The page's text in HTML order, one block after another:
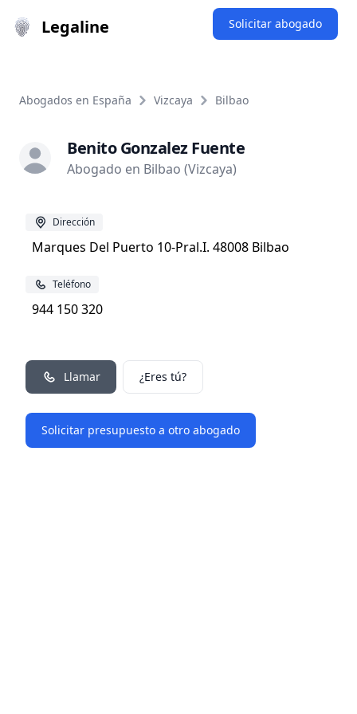
Legaline Solicitar abogado
Abogados en España Vizcaya Bilbao
Benito Gonzalez Fuente
Abogado en Bilbao (Vizcaya)
Dirección
Marques Del Puerto 10-Pral.I. 48008 Bilbao
Teléfono
944 150 320
Llamar ¿Eres tú?
Solicitar presupuesto a otro abogado